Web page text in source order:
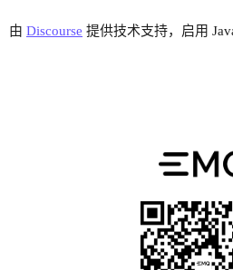
由 Discourse 提供技术支持，启用